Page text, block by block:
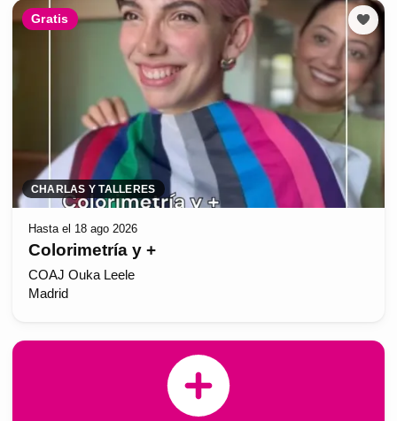
Gratis
CHARLAS Y TALLERES
Hasta el 18 ago 2026
Colorimetría y +
COAJ Ouka Leele
Madrid